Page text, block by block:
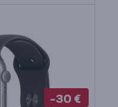
-30 €